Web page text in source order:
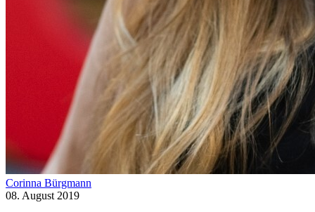
Corinna Bürgmann
08. August 2019